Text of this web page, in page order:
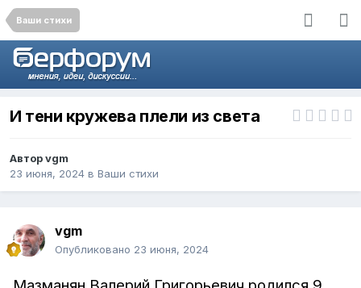
Ваши стихи
И тени кружева плели из света
Авторvgm
23 июня, 2024 в Ваши стихи
vgm
Опубликовано 23 июня, 2024